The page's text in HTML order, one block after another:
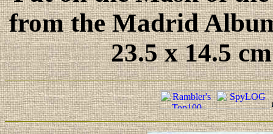
from the Madrid
23.5 x 14.5